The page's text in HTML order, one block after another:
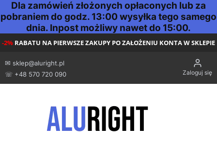
Dla zamówień złożonych opłaconych lub za
pobraniem do godz. 13:00 wysyłka tego samego
dnia. Inpost możliwy nawet do 15:00.
-2% RABATU NA PIERWSZE ZAKUPY PO ZAŁOŻENIU KONTA W SKLEPIE
✉ sklep@aluright.pl
☏ +48 570 720 090
Zaloguj się